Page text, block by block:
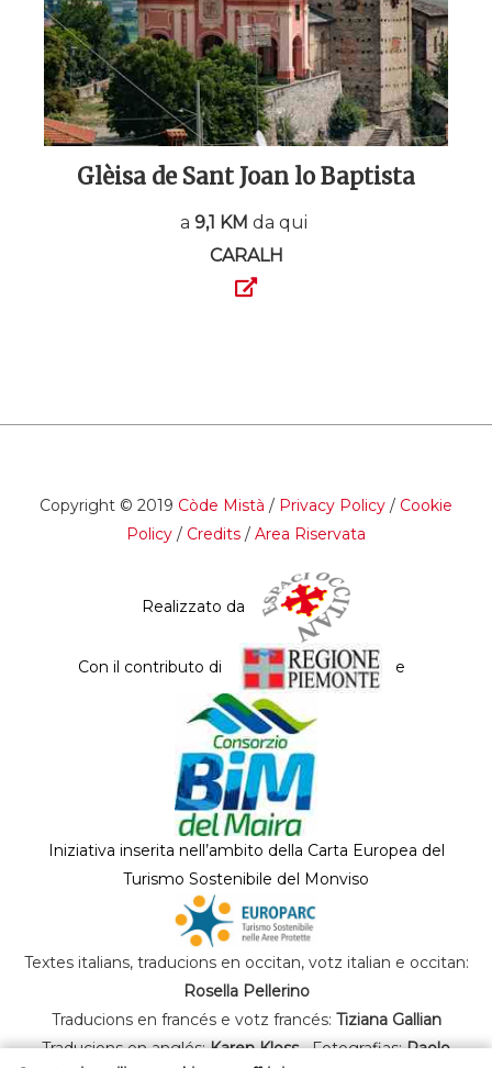
Glèisa de Sant Joan lo Baptista
a 9,1 KM da qui
CARALH
Copyright © 2019 Còde Mistà / Privacy Policy / Cookie
Policy / Credits / Area Riservata
Realizzato da
Con il contributo di e
Iniziativa inserita nell’ambito della Carta Europea del
Turismo Sostenibile del Monviso
Textes italians, traducions en occitan, votz italian e occitan:
Rosella Pellerino
Traducions en francés e votz francés: Tiziana Gallian
Traducions en anglés:Karen KlossFotografias:Paolo